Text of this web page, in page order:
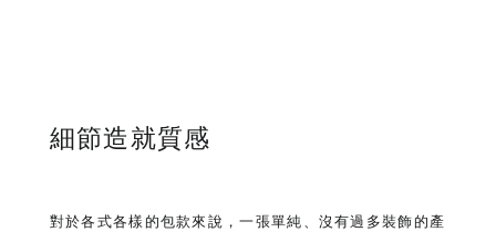
細節造就質感
對於各式各樣的包款來說，一張單純、沒有過多裝飾的產